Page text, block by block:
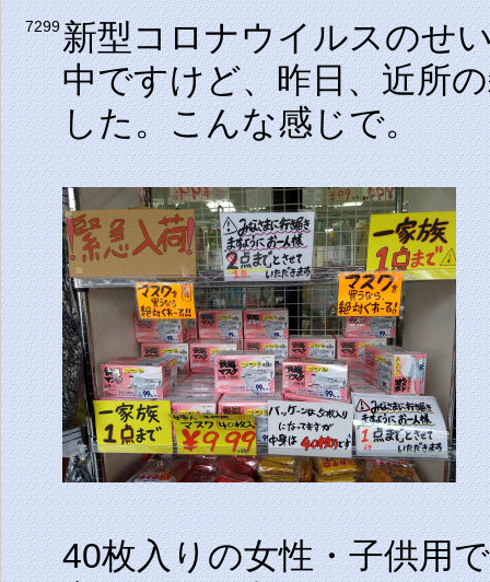
7299新型コロナウイルスのせ
中ですけど、昨日、近所
した。こんな感じで。
40枚入りの女性・子供用